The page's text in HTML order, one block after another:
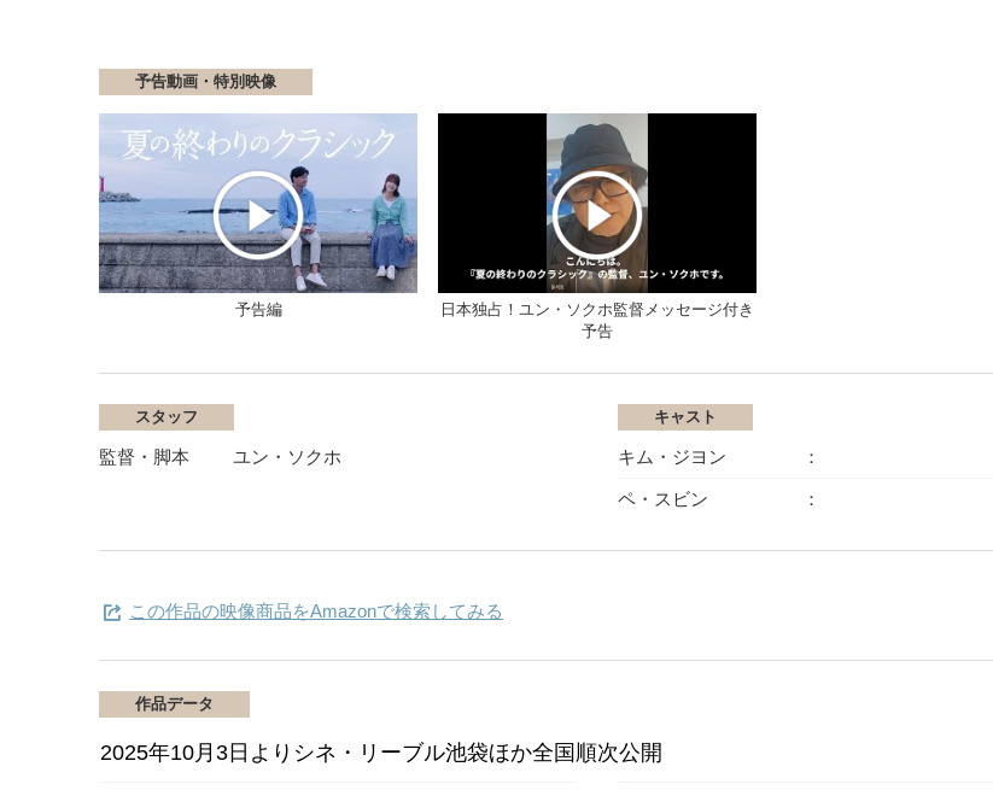
予告動画・特別映像
予告編
日本独占！ユン・ソクホ監督メッセージ付き
予告
スタッフ
監督・脚本 ユン・ソクホ
キャスト
キム・ジヨン
ペ・スビン
この作品の映像商品をAmazonで検索してみる
作品データ
2025年10月3日よりシネ・リーブル池袋ほか全国順次公開